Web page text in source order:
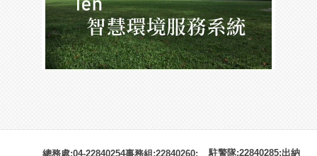
總務處:04-22840254事務組:22840260; 駐警隊:22840285;出納